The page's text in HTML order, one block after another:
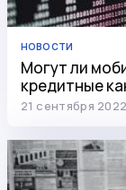
НОВОСТИ
Могут ли
кредитные
21 сентября 2022